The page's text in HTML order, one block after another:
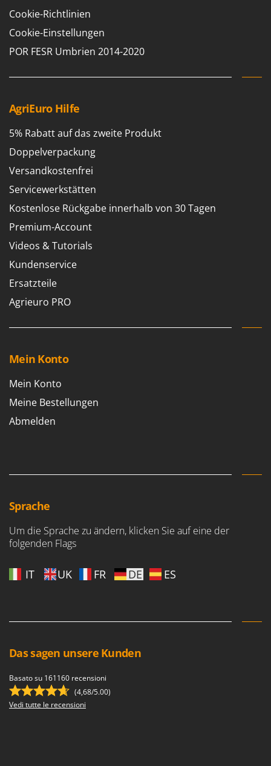
Spice Electronics
Spiralmac
Spring Protezione
Stiga
Stocker
Sunseeker
T
Tellarini Pompe
Telwin
Tenco
Tineco
Titania
Tornado
Tre Spade
Trotec
Troy-Bilt
U
Udor
Volpi
W
Waldner
WIDU
Worx
Y Yard Force
Z
Cookie-Richtlinien
Cookie-Einstellungen
POR FESR Umbrien 2014-2020
AgriEuro Hilfe
5% Rabatt auf das zweite Produkt
Doppelverpackung
Versandkostenfrei
Servicewerkstätten
Kostenlose Rückgabe innerhalb von 30 Tagen
Premium-Account
Videos & Tutorials
Kundenservice
Ersatzteile
Agrieuro PRO
Mein Konto
Mein Konto
Meine Bestellungen
Abmelden
Sprache
Um die Sprache zu ändern, klicken Sie auf eine der
folgenden Flags
IT UK FR DE ES
Das sagen unsere Kunden
Basato su 161160 recensioni
(4,68/5.00)
Vedi tutte le recensioni